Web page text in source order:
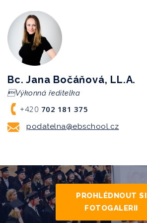
Bc. Jana Bočáňová, LL.A.
Výkonná ředitelka
+420 702 181 375
podatelna@ebschool.cz
PROHLÉDNOUT SI
FOTOGALERII